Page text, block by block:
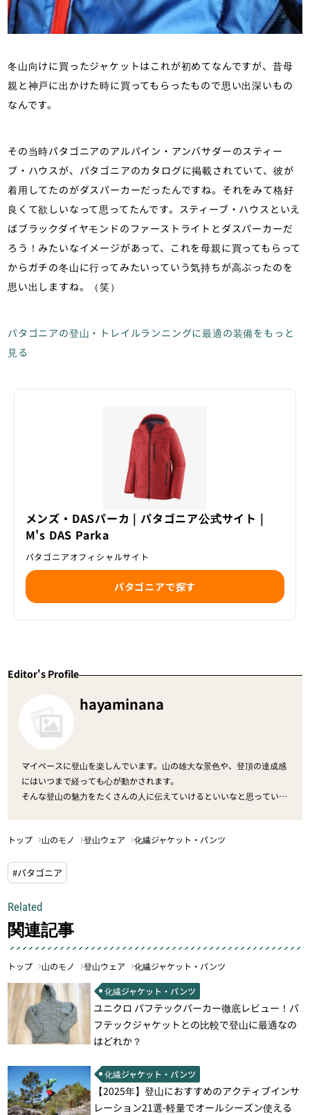
冬山向けに買ったジャケットはこれが初めてなんですが、昔母
親と神戸に出かけた時に買ってもらったもので思い出深いもの
なんです。
その当時パタゴニアのアルパイン・アンバサダーのスティー
ブ・ハウスが、パタゴニアのカタログに掲載されていて、彼が
着用してたのがダスパーカーだったんですね。それをみて格好
良くて欲しいなって思ってたんです。スティーブ・ハウスといえ
ばブラックダイヤモンドのファーストライトとダスパーカーだ
ろう！みたいなイメージがあって、これを母親に買ってもらって
からガチの冬山に行ってみたいっていう気持ちが高ぶったのを
思い出しますね。（笑）
パタゴニアの登山・トレイルランニングに最適の装備をもっと
見る
メンズ・DASパーカ | パタゴニア公式サイト |
M's DAS Parka
パタゴニアオフィシャルサイト
パタゴニアで探す
Editor's Profile
hayaminana
マイペースに登山を楽しんでいます。山の雄大な景色や、登頂の達成感
にはいつまで経っても心が動かされます。
そんな登山の魅力をたくさんの人に伝えていけるといいなと思っていま
トップ 山のモノ 登山ウェア 化繊ジャケット・パンツ
#パタゴニア
Related
関連記事
トップ 山のモノ 登山ウェア 化繊ジャケット・パンツ
化繊ジャケット・パンツ
ユニクロ パフテックパーカー徹底レビュー！パ
フテックジャケットとの比較で登山に最適なの
はどれか？
化繊ジャケット・パンツ
【2025年】登山におすすめのアクティブインサ
レーション21選‐軽量でオールシーズン使える